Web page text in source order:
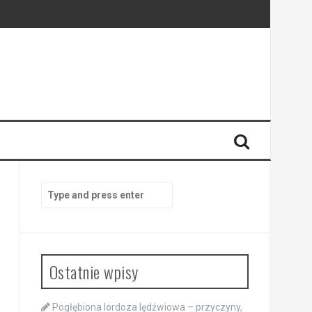
for:
Ostatnie wpisy
Pogłębiona lordoza lędźwiowa – przyczyny,